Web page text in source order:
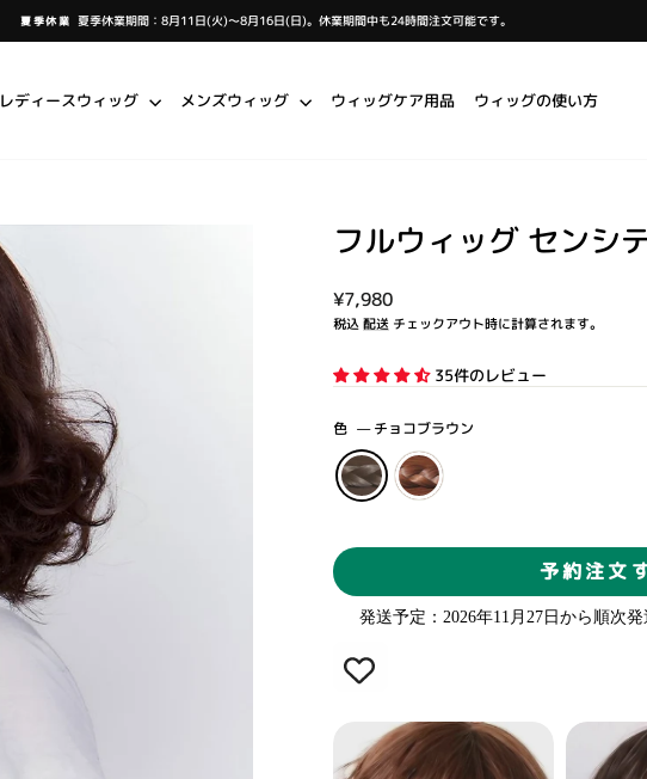
ス
ョ
夏季休業 夏季休業期間：8月11日(火)～8月16日(日)。休業期間中も24時間注文可能です。
レディースウィッグ メンズウィッグ ウィッグケア用品 ウィッグの使い方
フルウィッグ センシ
通
常
格
¥7,980
税込配送 チェックアウト時に計算されます。
35件のレビュー
色 —チョコブラウン
予約注文
発送予定：2026年11月27日から順次